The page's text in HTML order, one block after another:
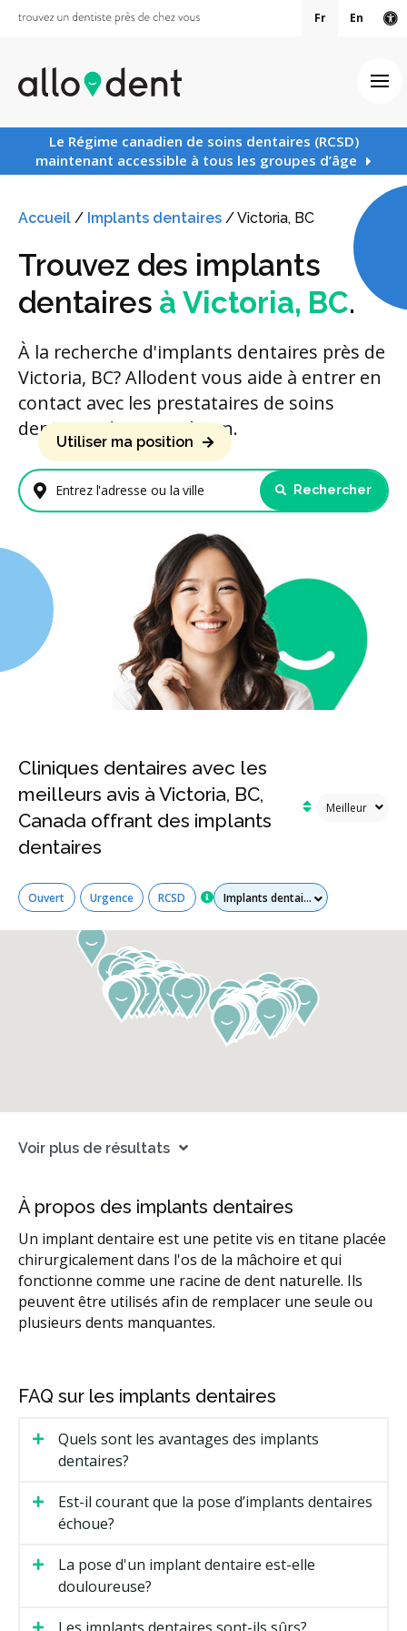
Fr En
Le Régime canadien de soins dentaires (RCSD)
maintenant accessible à tous les groupes d’âge
Accueil / Implants dentaires /Victoria, BC
Trouvez des implants
dentaires à Victoria, BC.
À la recherche d'implants dentaires près de
Victoria, BC? Allodent vous aide à entrer en
contact avec les prestataires de soins
dentaires de votre région.
Entrez l'adresse ou la ville
Utiliser ma position
Rechercher
Cliniques dentaires avec les
meilleurs avis à Victoria, BC,
Canada offrant des implants
dentaires
Ouvert Urgence RCSD Tous les services
Voir plus de résultats
À propos des implants dentaires
Un implant dentaire est une petite vis en titane placée
chirurgicalement dans l'os de la mâchoire et qui
fonctionne comme une racine de dent naturelle. Ils
peuvent être utilisés afin de remplacer une seule ou
plusieurs dents manquantes.
FAQ sur les implants dentaires
Quels sont les avantages des implants
dentaires?
Est-il courant que la pose d’implants dentaires
échoue?
La pose d'un implant dentaire est-elle
douloureuse?